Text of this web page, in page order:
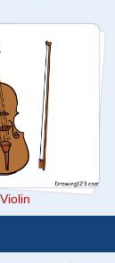
Violin